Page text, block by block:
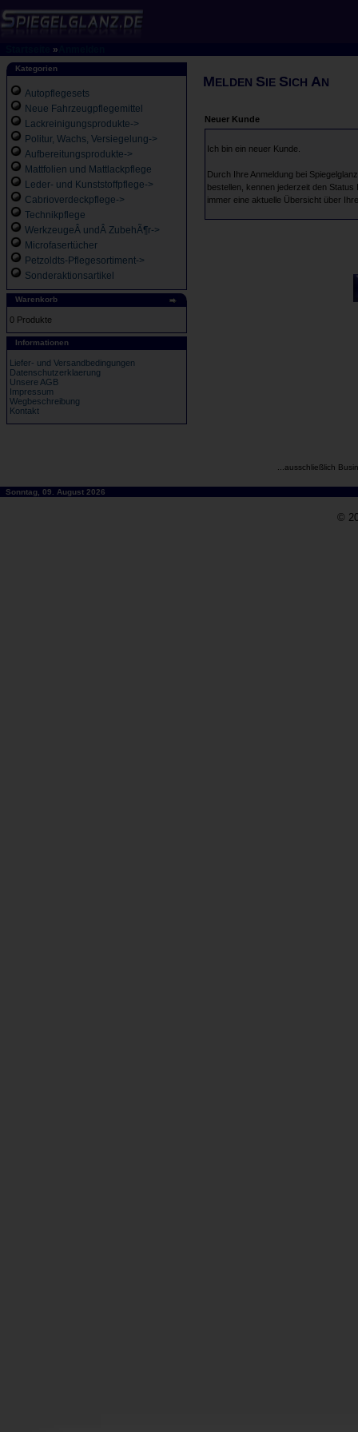
»
Kategorien
Autopflegesets
Neue Fahrzeugpflegemittel
Lackreinigungsprodukte->
Politur, Wachs, Versiegelung->
Aufbereitungsprodukte->
Mattfolien und Mattlackpflege
Leder- und Kunststoffpflege->
Cabrioverdeckpflege->
Technikpflege
WerkzeugeÂ undÂ ZubehÃ¶r->
Microfasertücher
Petzoldts-Pflegesortiment->
Sonderaktionsartikel
Warenkorb
0 Produkte
Informationen
Liefer- und Versandbedingungen
Datenschutzerklaerung
Unsere AGB
Impressum
Wegbeschreibung
Kontakt
MELDEN SIE SICH AN
Neuer Kunde
Ich bin ein neuer Kunde.
Durch Ihre Anmeldung bei
bestellen, kennen jederzeit den
immer eine aktuelle Übersicht über
...ausschließlich
Sonntag, 09. August 2026
©